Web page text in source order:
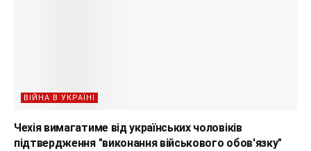
ВІЙНА В УКРАЇНІ
Чехія вимагатиме від українських чоловіків
підтвердження "виконання військового обов'язку"